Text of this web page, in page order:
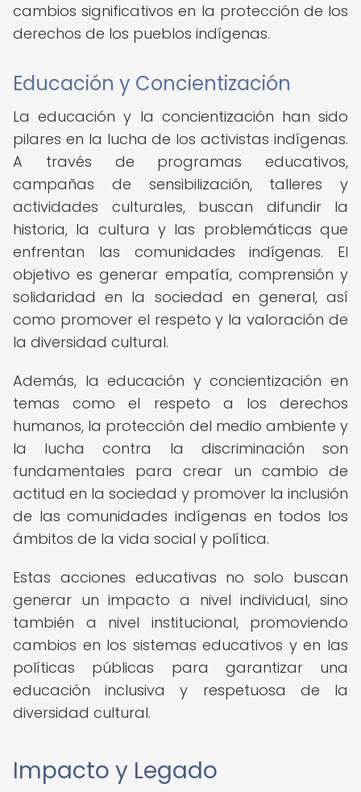
cambios significativos en la protección de los
derechos de los pueblos indígenas.
Educación y Concientización
La educación y la concientización han sido
pilares en la lucha de los activistas indígenas.
A través de programas educativos,
campañas de sensibilización, talleres y
actividades culturales, buscan difundir la
historia, la cultura y las problemáticas que
enfrentan las comunidades indígenas. El
objetivo es generar empatía, comprensión y
solidaridad en la sociedad en general, así
como promover el respeto y la valoración de
la diversidad cultural.
Además, la educación y concientización en
temas como el respeto a los derechos
humanos, la protección del medio ambiente y
la lucha contra la discriminación son
fundamentales para crear un cambio de
actitud en la sociedad y promover la inclusión
de las comunidades indígenas en todos los
ámbitos de la vida social y política.
Estas acciones educativas no solo buscan
generar un impacto a nivel individual, sino
también a nivel institucional, promoviendo
cambios en los sistemas educativos y en las
políticas públicas para garantizar una
educación inclusiva y respetuosa de la
diversidad cultural.
Impacto y Legado